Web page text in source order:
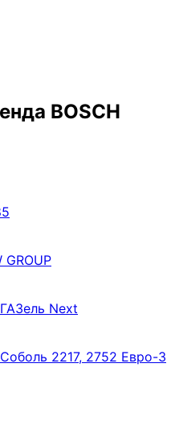
BOSCH
Next
2217, 2752 Евро-3